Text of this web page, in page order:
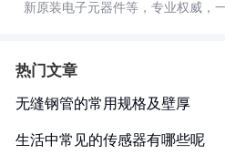
新原装电子元器件等，专业权威，
热门文章
无缝钢管的常用规格及壁厚
生活中常见的传感器有哪些呢